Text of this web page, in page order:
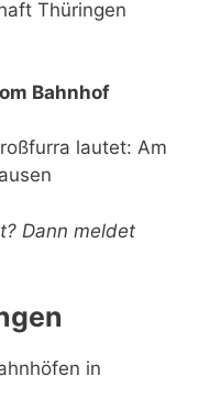
Thüringen
Bahnhof
lautet: Am
Dann meldet
in